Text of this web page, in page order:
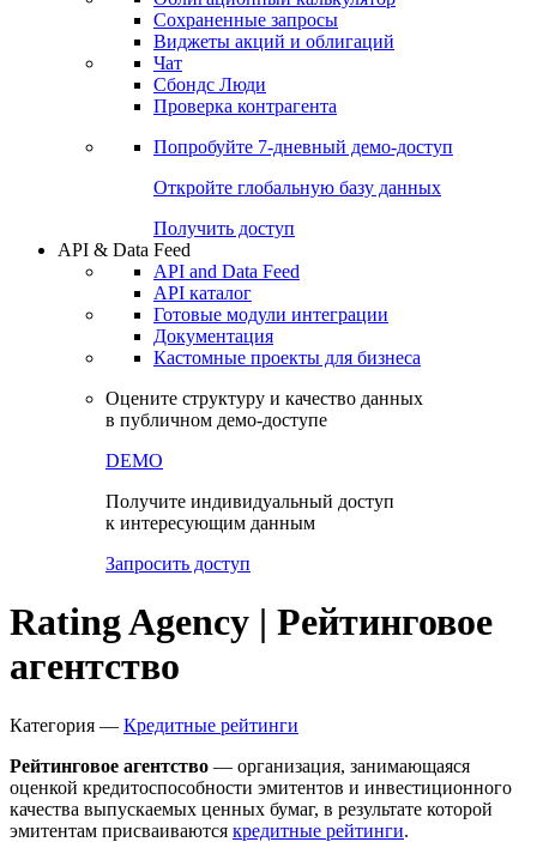
Сохраненные запросы
Виджеты акций и облигаций
Чат
Сбондс Люди
Проверка контрагента
Попробуйте 7-дневный демо-доступ
Откройте глобальную базу данных
Получить доступ
API & Data Feed
API and Data Feed
API каталог
Готовые модули интеграции
Документация
Кастомные проекты для бизнеса
Оцените структуру и качество данных
в публичном демо-доступе
DEMO
Получите индивидуальный доступ
к интересующим данным
Запросить доступ
Rating Agency | Рейтинговое
агентство
Категория — Кредитные рейтинги
Рейтинговое агентство — организация, занимающаяся
оценкой кредитоспособности эмитентов и инвестиционного
качества выпускаемых ценных бумаг, в результате которой
эмитентам присваиваются кредитные рейтинги.